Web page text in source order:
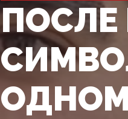
ПОСЛЕ